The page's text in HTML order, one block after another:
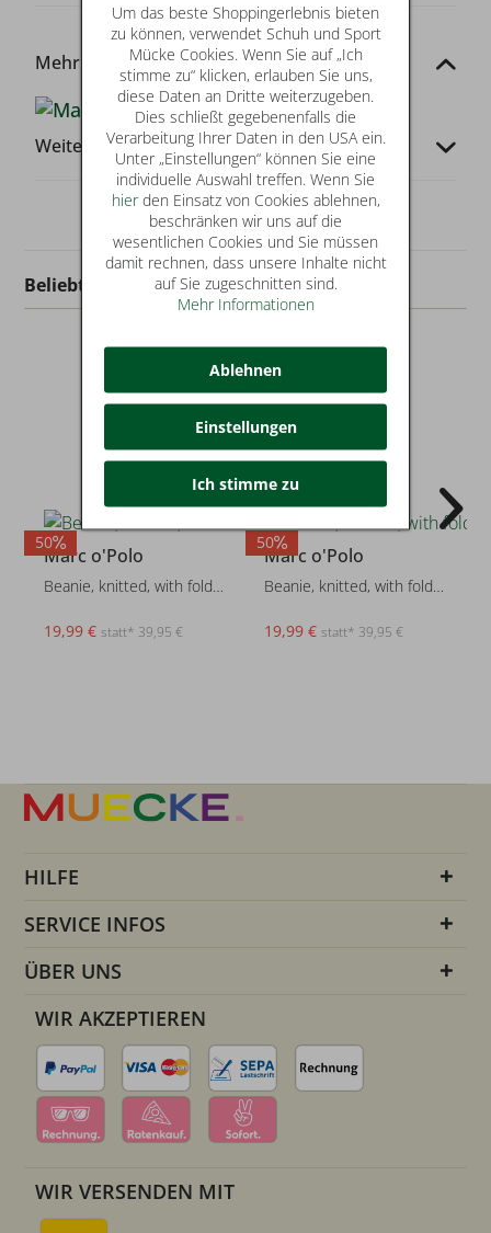
Mehr von dieser Marke
Weitere Infos
Beliebt in dieser Kategorie
50
Marc o'Polo
Beanie, knitted, with fold-up
19,99 € statt* 39,95 €
50
Marc o'Polo
Beanie, knitted, with fold-up
19,99 € statt* 39,95 €
HILFE
SERVICE INFOS
ÜBER UNS
WIR AKZEPTIEREN
WIR VERSENDEN MIT
Um das beste Shoppingerlebnis bieten
zu können, verwendet Schuh und Sport
Mücke Cookies. Wenn Sie auf „Ich
stimme zu“ klicken, erlauben Sie uns,
diese Daten an Dritte weiterzugeben.
Dies schließt gegebenenfalls die
Verarbeitung Ihrer Daten in den USA ein.
Unter „Einstellungen“ können Sie eine
individuelle Auswahl treffen. Wenn Sie
hierden Einsatz von Cookies ablehnen,
beschränken wir uns auf die
wesentlichen Cookies und Sie müssen
damit rechnen, dass unsere Inhalte nicht
auf Sie zugeschnitten sind.
Mehr Informationen
Ablehnen
Einstellungen
Ich stimme zu